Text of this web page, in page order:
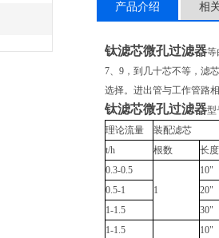
产品介绍 相
钛滤芯微孔过滤器等
7、9，到几十芯不等，滤
选择。进出管与工作管路
钛滤芯微孔过滤器型
理论流量
装配滤芯
t/h
根数
长度
0.3-0.5
1
10"
0.5-1
20"
1-1.5
30"
1-1.5
10"